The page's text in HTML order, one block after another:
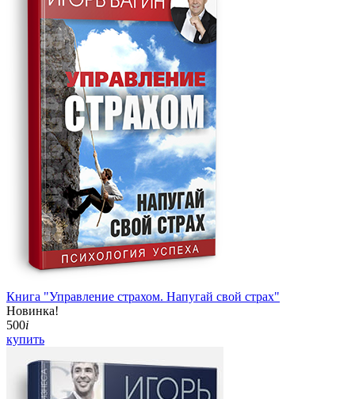
Книга "Управление страхом. Напугай свой страх"
Новинка!
500i
купить